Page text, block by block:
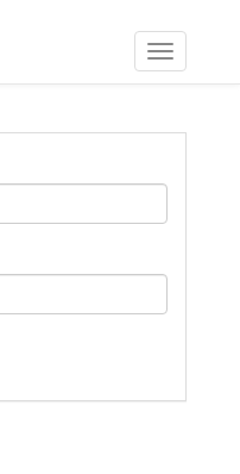
Toggle